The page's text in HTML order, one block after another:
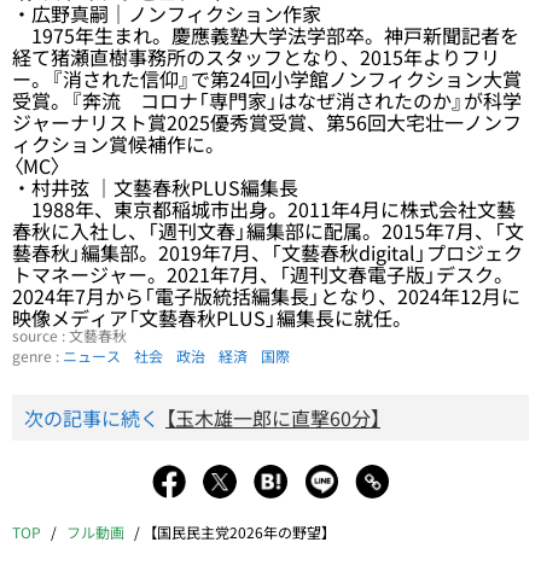
・広野真嗣｜ノンフィクション作家
1975年生まれ。慶應義塾大学法学部卒。神戸新聞記者を
経て猪瀬直樹事務所のスタッフとなり、2015年よりフリ
ー。『消された信仰』で第24回小学館ノンフィクション大賞
受賞。『奔流 コロナ「専門家」はなぜ消されたのか』が科学
ジャーナリスト賞2025優秀賞受賞、第56回大宅壮一ノンフ
ィクション賞候補作に。
〈MC〉
・村井弦 ｜文藝春秋PLUS編集長
1988年、東京都稲城市出身。2011年4月に株式会社文藝
春秋に入社し、「週刊文春」編集部に配属。2015年7月、「文
藝春秋」編集部。2019年7月、「文藝春秋digital」プロジェク
トマネージャー。2021年7月、「週刊文春電子版」デスク。
2024年7月から「電子版統括編集長」となり、2024年12月に
映像メディア「文藝春秋PLUS」編集長に就任。
source : 文藝春秋
genre : ニュース 社会 政治 経済 国際
次の記事に続く 【玉木雄一郎に直撃60分】
TOP フル動画 【国民民主党2026年の野望】